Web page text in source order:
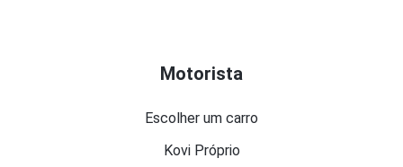
Motorista
Escolher um carro
Kovi Próprio